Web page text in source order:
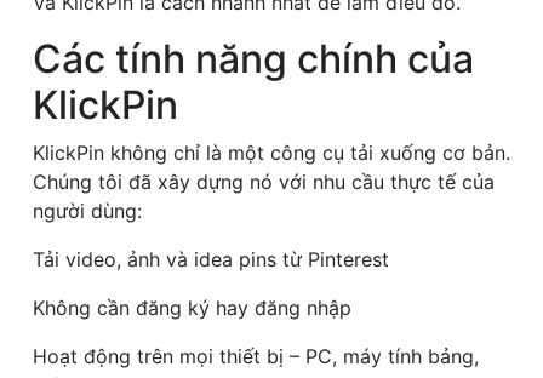
Các tính năng chính của
KlickPin
KlickPin không chỉ là một công cụ tải xuống cơ bản.
Chúng tôi đã xây dựng nó với nhu cầu thực tế của
người dùng:
Tải video, ảnh và idea pins từ Pinterest
Không cần đăng ký hay đăng nhập
Hoạt động trên mọi thiết bị – PC, máy tính bảng,